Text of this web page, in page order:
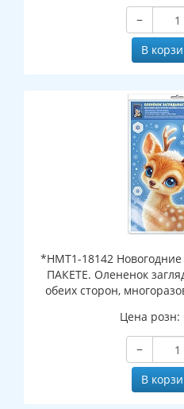
−
В
*НМТ1-18142
ПАКЕТЕ. Олененок
обеих сторон,
упаковке, с
Цена розн:
−
В